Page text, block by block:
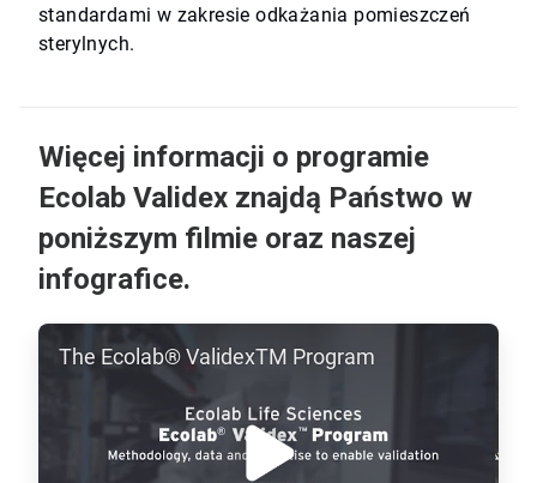
standardami w zakresie odkażania pomieszczeń
sterylnych.
Więcej informacji o programie
Ecolab Validex znajdą Państwo w
poniższym filmie oraz naszej
infografice.
ArticleTile
The Ecolab® ValidexTM Program